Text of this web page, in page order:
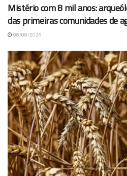
Mistério com 8 mil anos:
das primeiras comunidades de
08/08/2026